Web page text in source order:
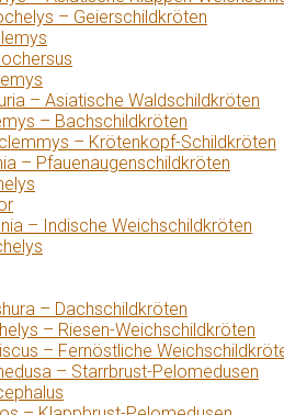
– Geierschildkröten
– Asiatische Waldschildkröten
– Bachschildkröten
– Krötenkopf-Schildkröten
– Pfauenaugenschildkröten
– Indische Weichschildkröten
– Dachschildkröten
– Riesen-Weichschildkröten
– Fernöstliche
– Starrbrust-Pelomedusen